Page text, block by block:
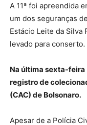
A 11ª foi apreendida
um dos seguranças
Estácio Leite da Silva
levado para conserto.
Na última sexta-feira
registro de
(CAC) de Bolsonaro.
Apesar de a Polícia